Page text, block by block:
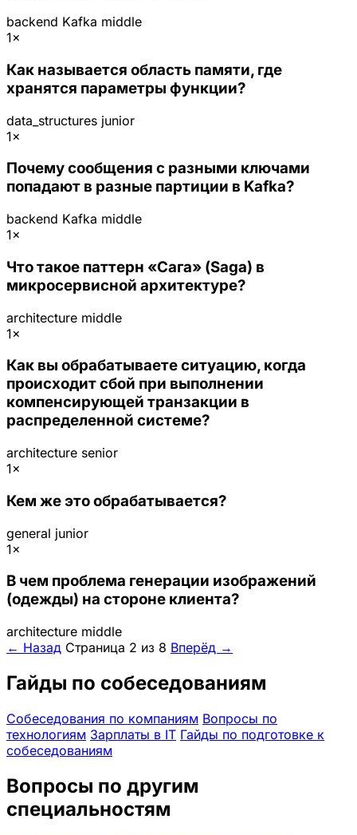
backend Kafka middle
1×
Как называется область памяти, где
хранятся параметры функции?
data_structures junior
1×
Почему сообщения с разными ключами
попадают в разные партиции в Kafka?
backend Kafka middle
1×
Что такое паттерн «Сага» (Saga) в
микросервисной архитектуре?
architecture middle
1×
Как вы обрабатываете ситуацию, когда
происходит сбой при выполнении
компенсирующей транзакции в
распределенной системе?
architecture senior
1×
Кем же это обрабатывается?
general junior
1×
В чем проблема генерации изображений
(одежды) на стороне клиента?
architecture middle
← Назад Страница 2 из 8 Вперёд →
Гайды по собеседованиям
Собеседования по компаниям Вопросы по
технологиям Зарплаты в IT Гайды по подготовке к
собеседованиям
Вопросы по другим
специальностям